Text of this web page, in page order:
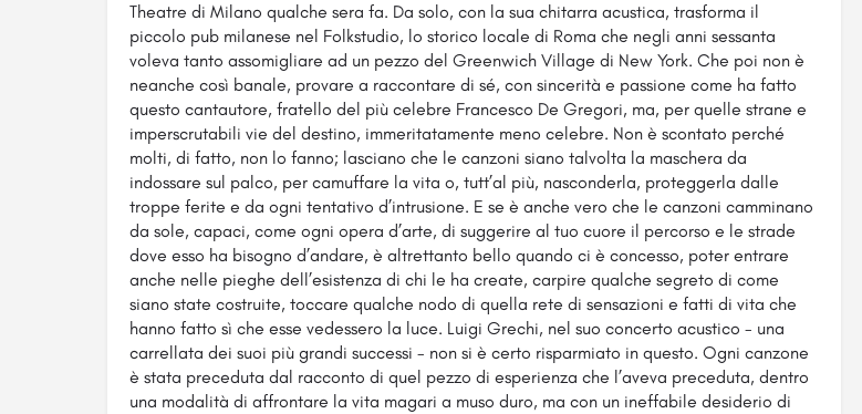
Theatre di Milano qualche sera fa. Da solo, con la sua chitarra acustica, trasforma il
piccolo pub milanese nel Folkstudio, lo storico locale di Roma che negli anni sessanta
voleva tanto assomigliare ad un pezzo del Greenwich Village di New York. Che poi non è
neanche così banale, provare a raccontare di sé, con sincerità e passione come ha fatto
questo cantautore, fratello del più celebre Francesco De Gregori, ma, per quelle strane e
imperscrutabili vie del destino, immeritatamente meno celebre. Non è scontato perché
molti, di fatto, non lo fanno; lasciano che le canzoni siano talvolta la maschera da
indossare sul palco, per camuffare la vita o, tutt’al più, nasconderla, proteggerla dalle
troppe ferite e da ogni tentativo d’intrusione. E se è anche vero che le canzoni camminano
da sole, capaci, come ogni opera d’arte, di suggerire al tuo cuore il percorso e le strade
dove esso ha bisogno d’andare, è altrettanto bello quando ci è concesso, poter entrare
anche nelle pieghe dell’esistenza di chi le ha create, carpire qualche segreto di come
siano state costruite, toccare qualche nodo di quella rete di sensazioni e fatti di vita che
hanno fatto sì che esse vedessero la luce. Luigi Grechi, nel suo concerto acustico - una
carrellata dei suoi più grandi successi - non si è certo risparmiato in questo. Ogni canzone
è stata preceduta dal racconto di quel pezzo di esperienza che l’aveva preceduta, dentro
una modalità di affrontare la vita magari a muso duro, ma con un ineffabile desiderio di